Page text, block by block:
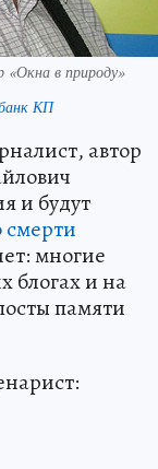
«Окна в природу»
КП
автор
и будут
смерти
многие
блогах и на
памяти